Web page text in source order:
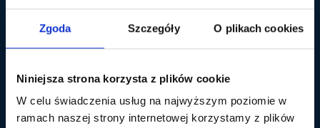
Zgoda Szczegóły O plikach cookies
Niniejsza strona korzysta z plików cookie
W celu świadczenia usług na najwyższym poziomie w
ramach naszej strony internetowej korzystamy z plików